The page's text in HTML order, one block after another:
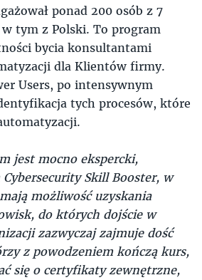
ponad 200 osób z 7
tym z Polski. To program
bycia konsultantami
dla Klientów firmy.
Users, po intensywnym
tych procesów, które
jest mocno ekspercki,
Skill Booster, w
możliwość uzyskania
do których dojście w
zazwyczaj zajmuje dość
z powodzeniem kończą kurs,
się o certyfikaty zewnętrzne,